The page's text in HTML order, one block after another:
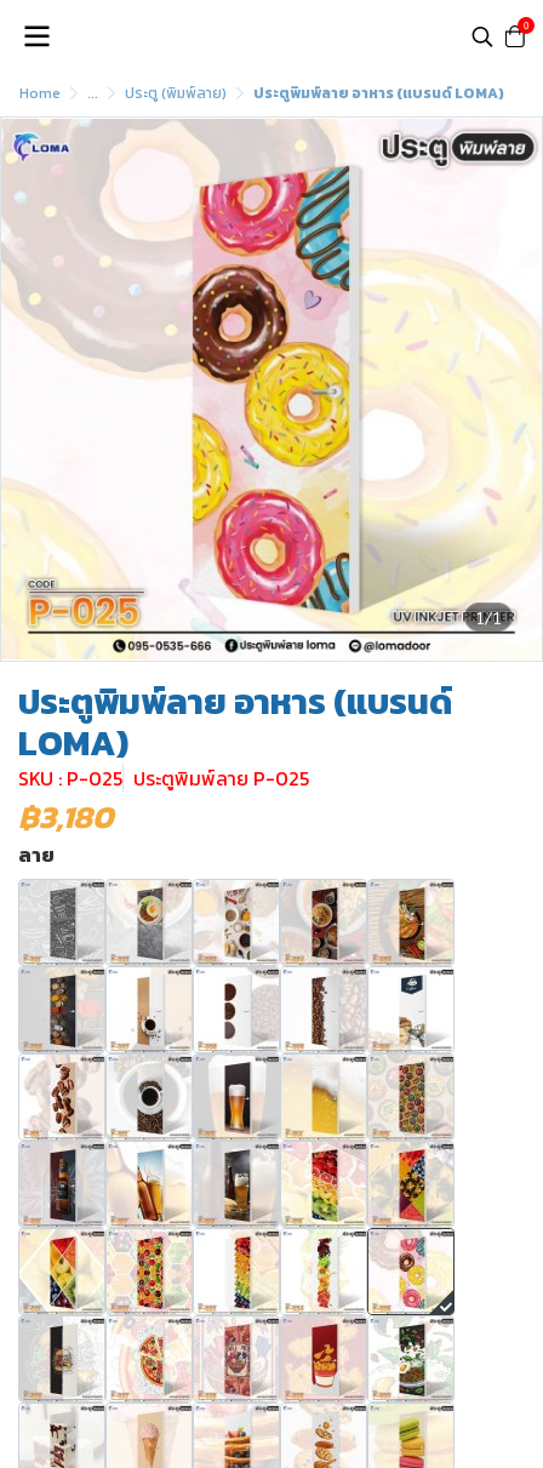
0
Home ... ประตู (พิมพ์ลาย) ประตูพิมพ์ลาย อาหาร (แบรนด์ LOMA)
1/1
ประตูพิมพ์ลาย อาหาร (แบรนด์
LOMA)
SKU : P-025 ประตูพิมพ์ลาย P-025
฿3,180
ลาย